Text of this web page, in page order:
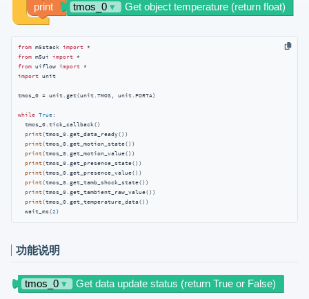
from m5stack import
from m5ui import
from uiflow import
import unit
tmos_0 = unit.get(unit.TMOS, unit.PORTA)
while True:
  tmos_0.tick_callback()
print(tmos_0.get_data_ready())
print(tmos_0.get_motion_state())
print(tmos_0.get_motion_value())
print(tmos_0.get_presence_state())
print(tmos_0.get_presence_value())
print(tmos_0.get_tamb_shock_state())
print(tmos_0.get_tambient_raw_value())
print(tmos_0.get_temperature_data())
  wait_ms(
2)
功能说明